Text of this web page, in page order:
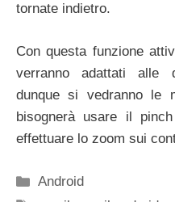
tornate indietro.
Con questa funzione
verranno adattati alle
dunque si vedranno le
bisognerà usare il
effettuare lo zoom sui
Categorie
Android